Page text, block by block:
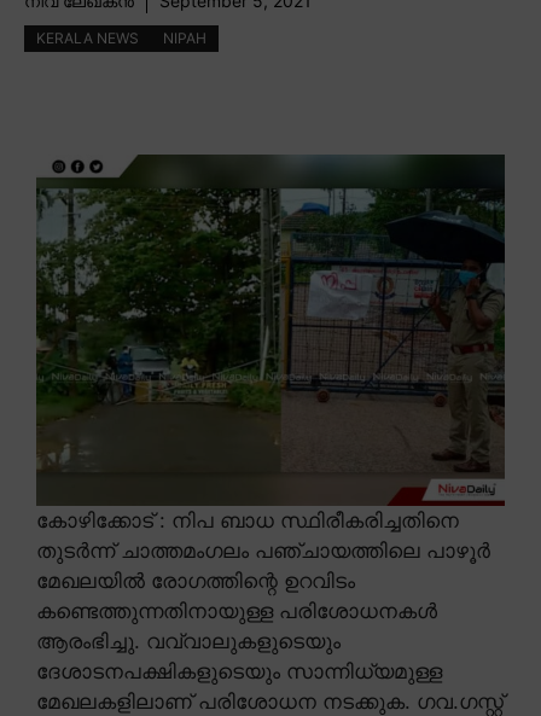
KERALA NEWS NIPAH
കോഴിക്കോട് : നിപ ബാധ സ്ഥിരീകരിച്ചതിനെ
തുടർന്ന് ചാത്തമംഗലം പഞ്ചായത്തിലെ പാഴൂർ
മേഖലയിൽ രോഗത്തിന്റെ ഉറവിടം
കണ്ടെത്തുന്നതിനായുള്ള പരിശോധനകൾ
ആരംഭിച്ചു. വവ്വാലുകളുടെയും
ദേശാടനപക്ഷികളുടെയും സാന്നിധ്യമുള്ള
മേഖലകളിലാണ് പരിശോധന നടക്കുക. ഗവ.ഗസ്റ്റ്